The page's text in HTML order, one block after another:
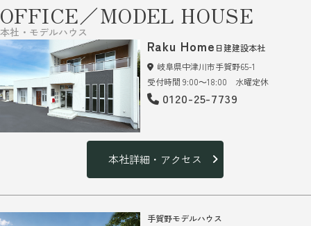
OFFICE／MODEL HOUSE
本社・モデルハウス
Raku Home 日建建設本社
岐阜県中津川市手賀野65-1
受付時間 9:00～18:00 水曜定休
0120-25-7739
本社詳細・アクセス
手賀野モデルハウス